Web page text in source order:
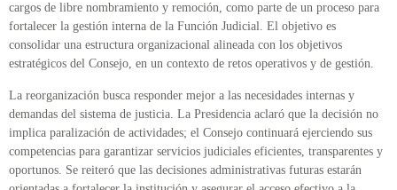
cargos de libre nombramiento y remoción, como parte de un proceso para
fortalecer la gestión interna de la Función Judicial. El objetivo es
consolidar una estructura organizacional alineada con los objetivos
estratégicos del Consejo, en un contexto de retos operativos y de gestión.
La reorganización busca responder mejor a las necesidades internas y
demandas del sistema de justicia. La Presidencia aclaró que la decisión no
implica paralización de actividades; el Consejo continuará ejerciendo sus
competencias para garantizar servicios judiciales eficientes, transparentes y
oportunos. Se reiteró que las decisiones administrativas futuras estarán